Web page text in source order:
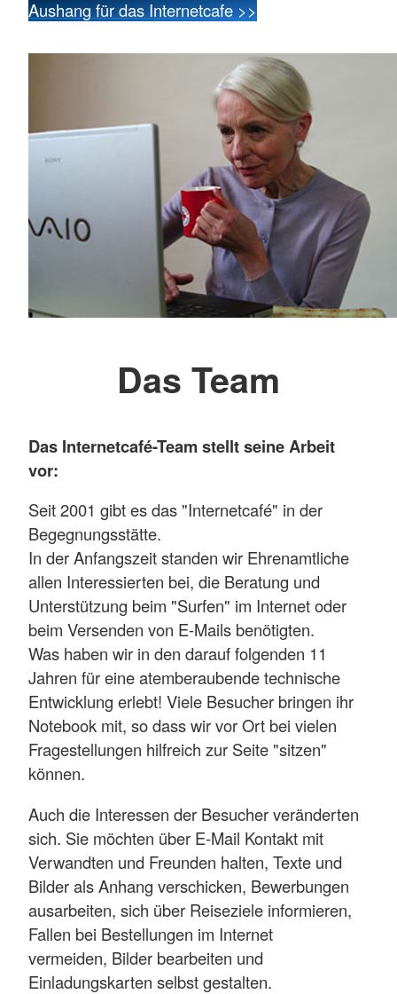
Aushang für das Internetcafe >>
Das Team
Das Internetcafé-Team stellt seine Arbeit
vor:
Seit 2001 gibt es das "Internetcafé" in der
Begegnungsstätte.
In der Anfangszeit standen wir Ehrenamtliche
allen Interessierten bei, die Beratung und
Unterstützung beim "Surfen" im Internet oder
beim Versenden von E-Mails benötigten.
Was haben wir in den darauf folgenden 11
Jahren für eine atemberaubende technische
Entwicklung erlebt! Viele Besucher bringen ihr
Notebook mit, so dass wir vor Ort bei vielen
Fragestellungen hilfreich zur Seite "sitzen"
können.
Auch die Interessen der Besucher veränderten
sich. Sie möchten über E-Mail Kontakt mit
Verwandten und Freunden halten, Texte und
Bilder als Anhang verschicken, Bewerbungen
ausarbeiten, sich über Reiseziele informieren,
Fallen bei Bestellungen im Internet
vermeiden, Bilder bearbeiten und
Einladungskarten selbst gestalten.